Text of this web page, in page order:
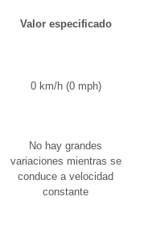
Valor especificado
0 km/h (0 mph)
No hay grandes
variaciones mientras se
conduce a velocidad
constante